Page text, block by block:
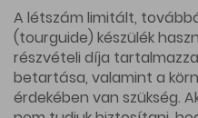
A létszám limitált,
(tourguide) készülék
részvételi díja
betartása, valamint a
érdekében van szükség.